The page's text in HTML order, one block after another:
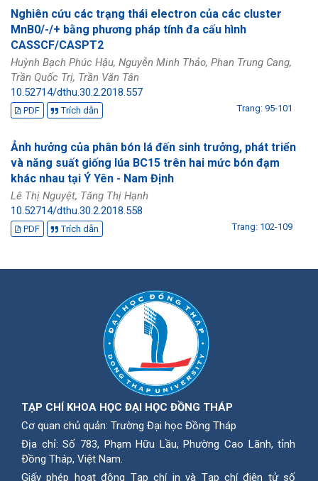
Nghiên cứu các trạng thái electron của các cluster
MnB0/-/+ bằng phương pháp tính đa cấu hình
CASSCF/CASPT2
Huỳnh Bạch Phúc Hậu, Nguyễn Minh Thảo, Phan Trung Cang,
Trần Quốc Trị, Trần Văn Tân
10.52714/dthu.30.2.2018.557
PDF Trích dẫn Trang: 95-101
Ảnh hưởng của phân bón lá đến sinh trưởng, phát triển
và năng suất giống lúa BC15 trên hai mức bón đạm
khác nhau tại Ý Yên - Nam Định
Lê Thị Nguyệt, Tăng Thị Hạnh
10.52714/dthu.30.2.2018.558
PDF Trích dẫn Trang: 102-109
TẠP CHÍ KHOA HỌC ĐẠI HỌC ĐỒNG THÁP
Cơ quan chủ quản: Trường Đại học Đồng Tháp
Địa chỉ: Số 783, Phạm Hữu Lầu, Phường Cao Lãnh, tỉnh
Ðồng Tháp, Việt Nam.
Giấy phép hoạt động Tạp chí in và Tạp chí điện tử số